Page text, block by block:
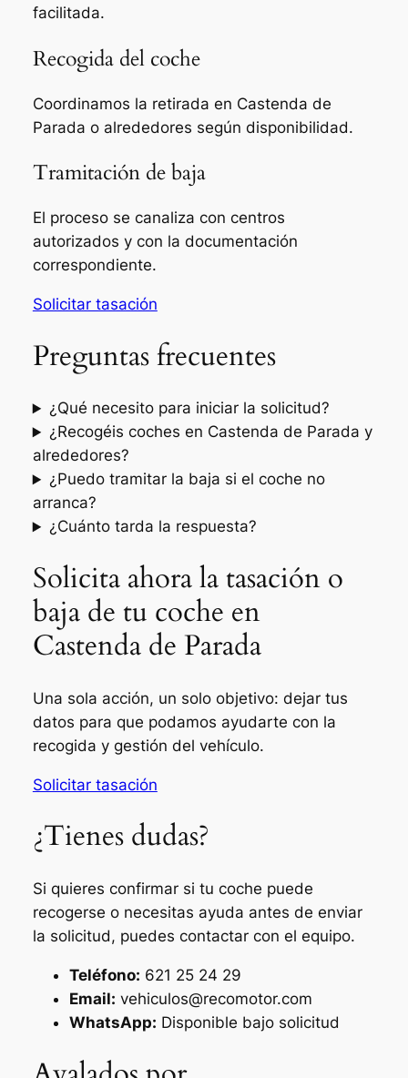
facilitada.
Recogida del coche
Coordinamos la retirada en Castenda de
Parada o alrededores según disponibilidad.
Tramitación de baja
El proceso se canaliza con centros
autorizados y con la documentación
correspondiente.
Solicitar tasación
Preguntas frecuentes
¿Qué necesito para iniciar la solicitud?
¿Recogéis coches en Castenda de Parada y
alrededores?
¿Puedo tramitar la baja si el coche no
arranca?
¿Cuánto tarda la respuesta?
Solicita ahora la tasación o
baja de tu coche en
Castenda de Parada
Una sola acción, un solo objetivo: dejar tus
datos para que podamos ayudarte con la
recogida y gestión del vehículo.
Solicitar tasación
¿Tienes dudas?
Si quieres confirmar si tu coche puede
recogerse o necesitas ayuda antes de enviar
la solicitud, puedes contactar con el equipo.
Teléfono: 621 25 24 29
Email: vehiculos@recomotor.com
WhatsApp: Disponible bajo solicitud